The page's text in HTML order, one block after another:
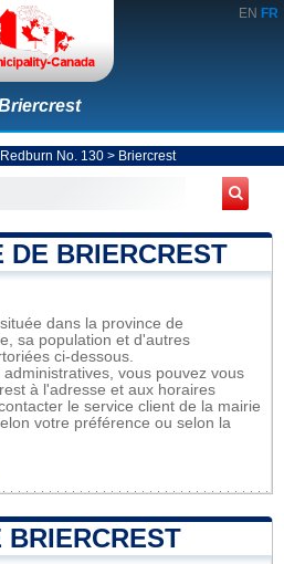
EN FR
Redburn No. 130 > Briercrest
DE BRIERCREST
dans la province de
sa population et d'autres
ci-dessous.
vous pouvez vous
à l'adresse et aux horaires
le service client de la mairie
votre préférence ou selon la